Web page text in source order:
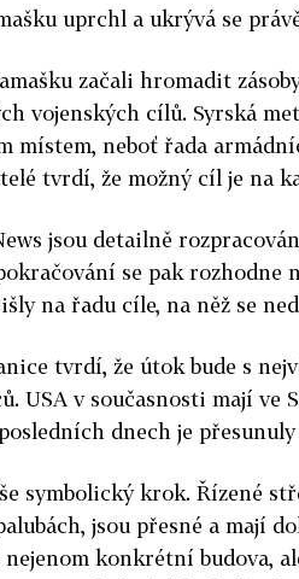
uprchl a ukrývá se
začali hromadit
vojenských cílů. Syrská
místem, neboť řada
tvrdí, že možný cíl je na
jsou detailně
se pak rozhodne
na řadu cíle, na něž se
tvrdí, že útok bude s
USA v současnosti mají ve
dnech je
symbolický krok. Řízené
jsou přesné a mají
konkrétní budova,